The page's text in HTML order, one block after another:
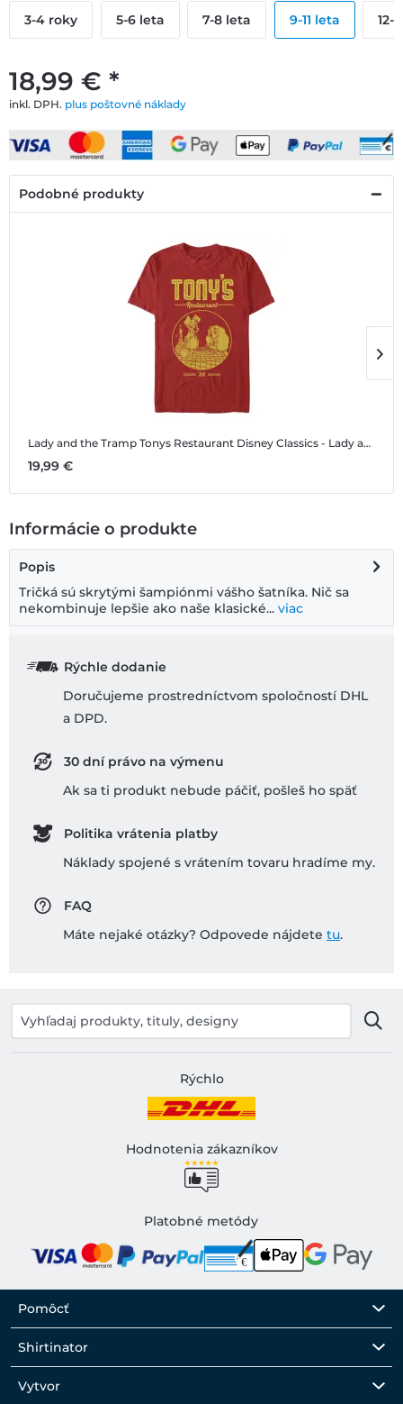
18,99 € *
inkl. DPH. plus poštovné náklady
3-4 roky 5-6 leta 7-8 leta 9-11 leta 12-
Podobné produkty
Lady and the Tramp Tonys Restaurant Disney Classics - Lady and the Tramp - Lady and the Tramp Tonys Restaurant - Pánske Tričko
19,99 €
Informácie o produkte
Popis
Tričká sú skrytými šampiónmi vášho šatníka. Nič sa
nekombinuje lepšie ako naše klasické... viac
Rýchle dodanie
Doručujeme prostredníctvom spoločností DHL
a DPD.
30 dní právo na výmenu
Ak sa ti produkt nebude páčiť, pošleš ho späť
Politika vrátenia platby
Náklady spojené s vrátením tovaru hradíme my.
FAQ
Máte nejaké otázky? Odpovede nájdete tu.
Rýchlo
Hodnotenia zákazníkov
Platobné metódy
Pomôcť
Shirtinator
Vytvor